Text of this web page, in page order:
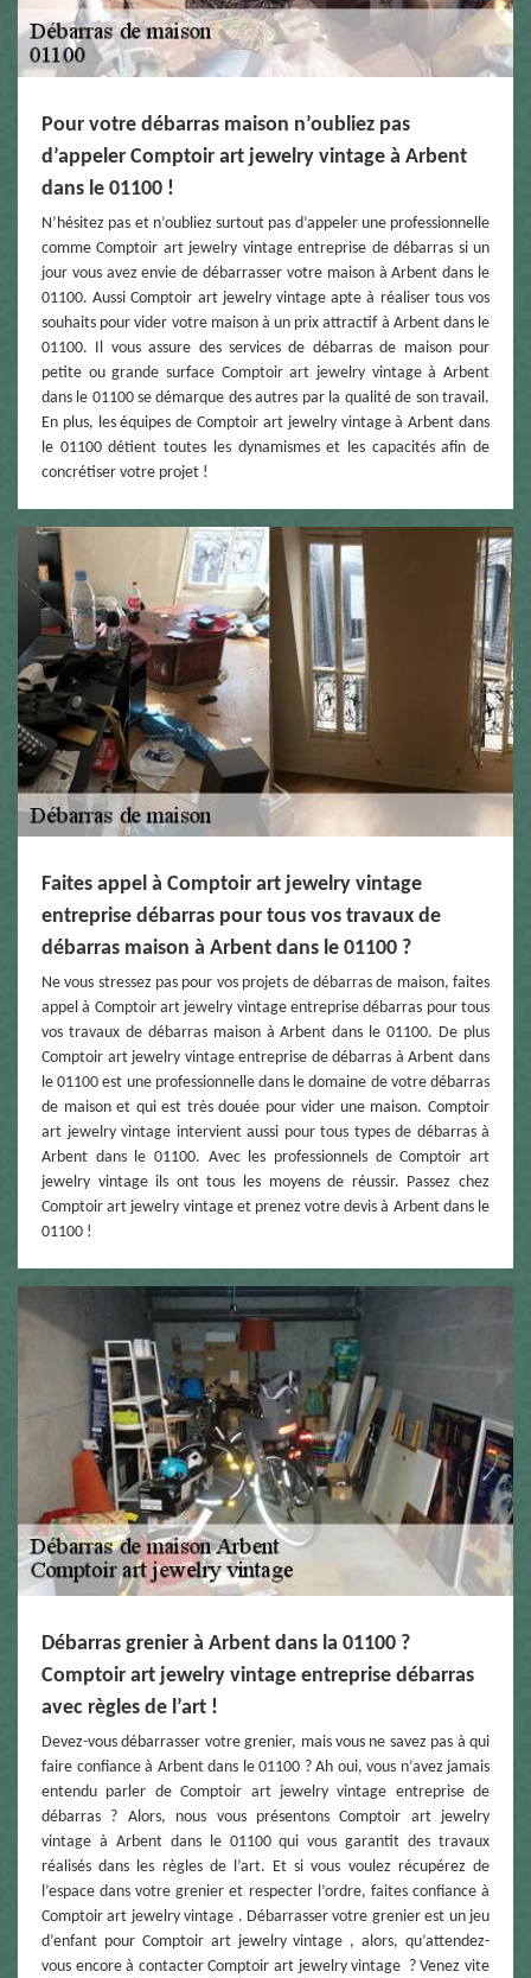
Pour votre débarras maison n’oubliez pas
d’appeler Comptoir art jewelry vintage à Arbent
dans le 01100 !
N’hésitez pas et n’oubliez surtout pas d’appeler une professionnelle
comme Comptoir art jewelry vintage entreprise de débarras si un
jour vous avez envie de débarrasser votre maison à Arbent dans le
01100. Aussi Comptoir art jewelry vintage apte à réaliser tous vos
souhaits pour vider votre maison à un prix attractif à Arbent dans le
01100. Il vous assure des services de débarras de maison pour
petite ou grande surface Comptoir art jewelry vintage à Arbent
dans le 01100 se démarque des autres par la qualité de son travail.
En plus, les équipes de Comptoir art jewelry vintage à Arbent dans
le 01100 détient toutes les dynamismes et les capacités afin de
concrétiser votre projet !
Faites appel à Comptoir art jewelry vintage
entreprise débarras pour tous vos travaux de
débarras maison à Arbent dans le 01100 ?
Ne vous stressez pas pour vos projets de débarras de maison, faites
appel à Comptoir art jewelry vintage entreprise débarras pour tous
vos travaux de débarras maison à Arbent dans le 01100. De plus
Comptoir art jewelry vintage entreprise de débarras à Arbent dans
le 01100 est une professionnelle dans le domaine de votre débarras
de maison et qui est très douée pour vider une maison. Comptoir
art jewelry vintage intervient aussi pour tous types de débarras à
Arbent dans le 01100. Avec les professionnels de Comptoir art
jewelry vintage ils ont tous les moyens de réussir. Passez chez
Comptoir art jewelry vintage et prenez votre devis à Arbent dans le
01100 !
Débarras grenier à Arbent dans la 01100 ?
Comptoir art jewelry vintage entreprise débarras
avec règles de l’art !
Devez-vous débarrasser votre grenier, mais vous ne savez pas à qui
faire confiance à Arbent dans le 01100 ? Ah oui, vous n’avez jamais
entendu parler de Comptoir art jewelry vintage entreprise de
débarras ? Alors, nous vous présentons Comptoir art jewelry
vintage à Arbent dans le 01100 qui vous garantit des travaux
réalisés dans les règles de l’art. Et si vous voulez récupérez de
l’espace dans votre grenier et respecter l’ordre, faites confiance à
Comptoir art jewelry vintage . Débarrasser votre grenier est un jeu
d’enfant pour Comptoir art jewelry vintage , alors, qu’attendez-
vous encore à contacter Comptoir art jewelry vintage ? Venez vite